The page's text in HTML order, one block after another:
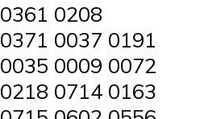
0361 0208
0371 0037 0191
0035 0009 0072
0218 0714 0163